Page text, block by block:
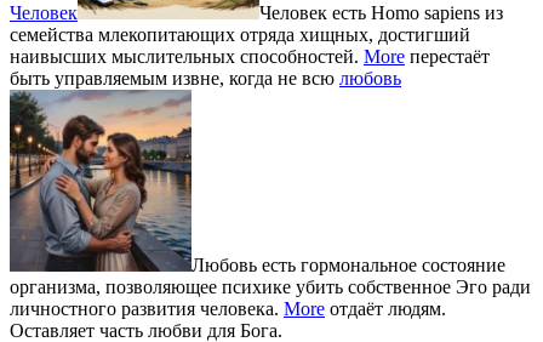
Человек
Человек есть Homo sapiens из
семейства млекопитающих отряда хищных, достигший
наивысших мыслительных способностей. More перестаёт
быть управляемым извне, когда не всю любовь
Любовь есть гормональное состояние
организма, позволяющее психике убить собственное Эго ради
личностного развития человека. More отдаёт людям.
Оставляет часть любви для Бога.